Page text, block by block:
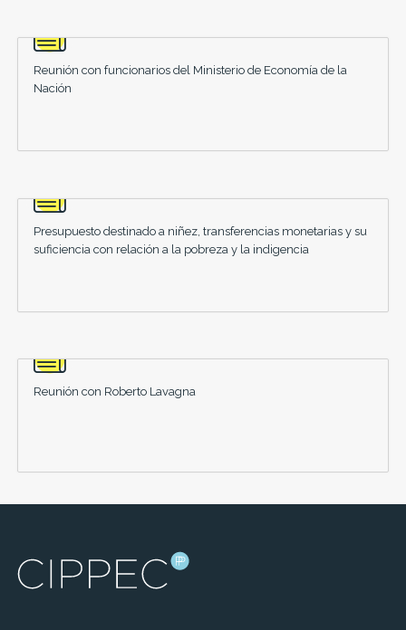
Reunión con funcionarios del Ministerio de Economía de la
Nación
Presupuesto destinado a niñez, transferencias monetarias y su
suficiencia con relación a la pobreza y la indigencia
Reunión con Roberto Lavagna